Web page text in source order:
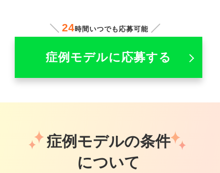
24時間いつでも応募可能
症例モデルに応募する
症例モデルの条件
について